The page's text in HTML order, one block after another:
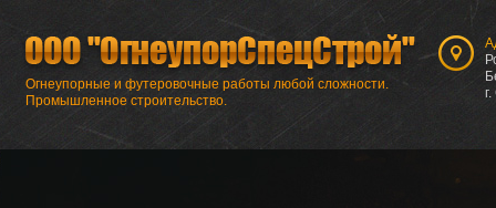
Огнеупорные и футеровочные работы любой сложности.
Промышленное строительство.